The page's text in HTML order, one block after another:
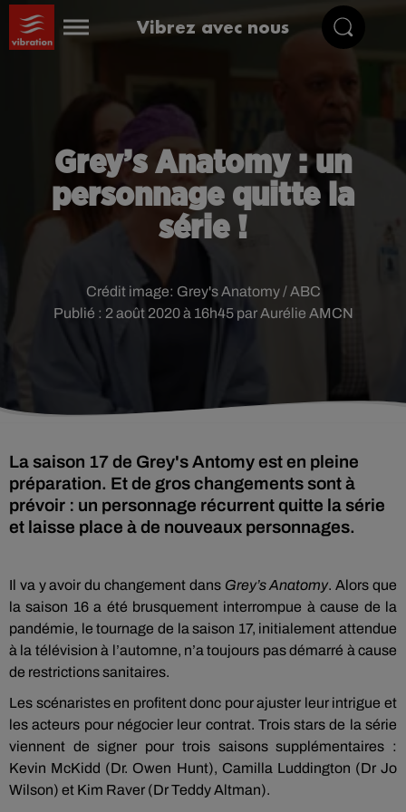
Vibrez avec nous
Grey’s Anatomy : un
personnage quitte la
série !
Publié : 2 août 2020 à 16h45 par Aurélie AMCN
Crédit image: Grey's Anatomy / ABC
La saison 17 de Grey's Antomy est en pleine
préparation. Et de gros changements sont à
prévoir : un personnage récurrent quitte la série
et laisse place à de nouveaux personnages.
Il va y avoir du changement dans Grey’s Anatomy. Alors que
la saison 16 a été brusquement interrompue à cause de la
pandémie, le tournage de la saison 17, initialement attendue
à la télévision à l’automne, n’a toujours pas démarré à cause
de restrictions sanitaires.
Les scénaristes en profitent donc pour ajuster leur intrigue et
les acteurs pour négocier leur contrat. Trois stars de la série
viennent de signer pour trois saisons supplémentaires :
Kevin McKidd (Dr. Owen Hunt), Camilla Luddington (Dr Jo
Wilson) et Kim Raver (Dr Teddy Altman).